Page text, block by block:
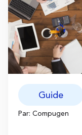
Guide
Par: Compugen